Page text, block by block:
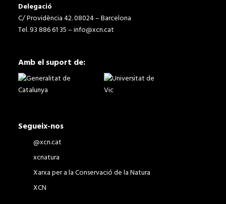
Delegació
C/ Providència 42. 08024 – Barcelona
Tel. 93 886 61 35 –info@xcn.cat
Amb el suport de:
Segueix-nos
@xcn.cat
xcnatura
Xarxa per a la Conservació de la Natura
XCN